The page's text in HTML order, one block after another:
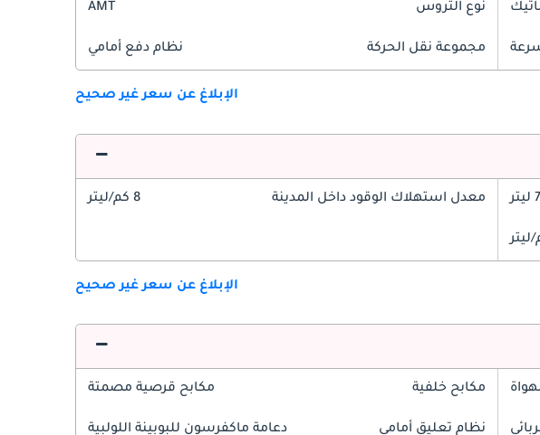
نوع التروس AMT
مجموعة نقل الحركة نظام دفع أمامي
الإبلاغ عن سعر غير صحيح
معدل استهلاك الوقود داخل المدينة 8 كم/ليتر
الإبلاغ عن سعر غير صحيح
مكابح خلفية مكابح قرصية مصمتة
نظام تعليق أمامي دعامة ماكفرسون للبوبينة اللولبية